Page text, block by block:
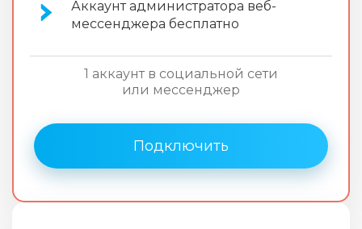
Аккаунт администратора веб-
мессенджера бесплатно
1 аккаунт в социальной сети
или мессенджер
Подключить